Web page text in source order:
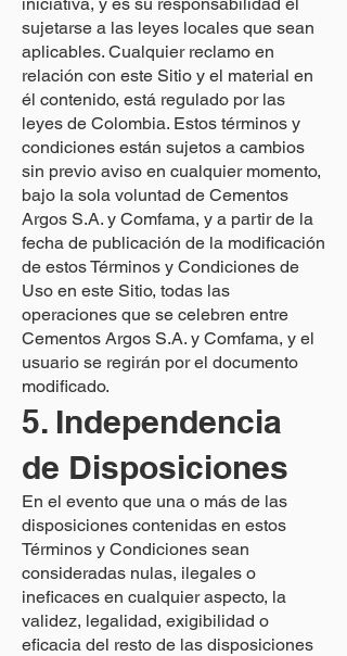
sujetarse a las leyes locales que sean
aplicables. Cualquier reclamo en
relación con este Sitio y el material en
él contenido, está regulado por las
leyes de Colombia. Estos términos y
condiciones están sujetos a cambios
sin previo aviso en cualquier momento,
bajo la sola voluntad de Cementos
Argos S.A. y Comfama, y a partir de la
fecha de publicación de la modificación
de estos Términos y Condiciones de
Uso en este Sitio, todas las
operaciones que se celebren entre
Cementos Argos S.A. y Comfama, y el
usuario se regirán por el documento
modificado.
5. Independencia
de Disposiciones
En el evento que una o más de las
disposiciones contenidas en estos
Términos y Condiciones sean
consideradas nulas, ilegales o
ineficaces en cualquier aspecto, la
validez, legalidad, exigibilidad o
eficacia del resto de las disposiciones